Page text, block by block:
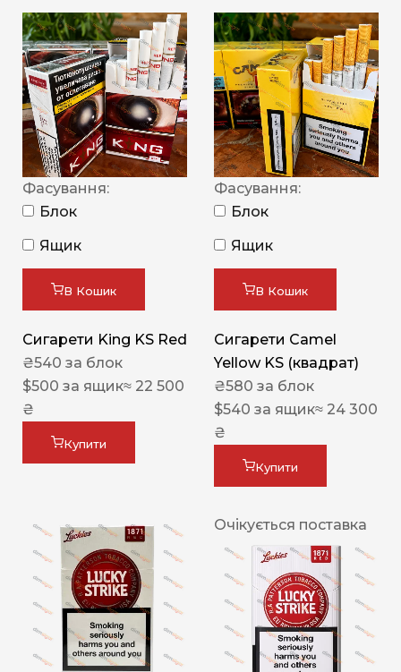
Фасування:
Блок
Ящик
В Кошик
Сигарети King KS Red
₴540 за блок
$500 за ящик≈ 22 500
₴
Купити
Фасування:
Блок
Ящик
В Кошик
Сигарети Camel
Yellow KS (квадрат)
₴580 за блок
$540 за ящик≈ 24 300
₴
Купити
Очікується поставка